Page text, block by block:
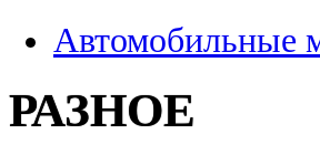
Автомобильные
РАЗНОЕ